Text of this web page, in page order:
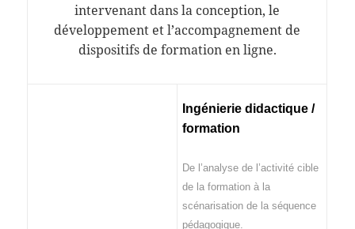
intervenant dans la conception, le
développement et l’accompagnement de
dispositifs de formation en ligne.
Ingénierie didactique /
formation
De l’analyse de l’activité cible
de la formation à la
scénarisation de la séquence
pédagogique.